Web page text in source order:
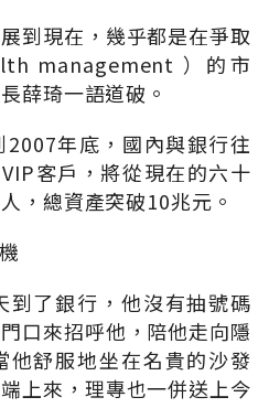
到現在，幾乎都是在爭取
management ）的市
薛琦一語道破。
年底，國內與銀行往
客戶，將從現在的六十
，總資產突破10兆元。
到了銀行，他沒有抽號碼
口來招呼他，陪他走向隱
他舒服地坐在名貴的沙發
上來，理專也一併送上今